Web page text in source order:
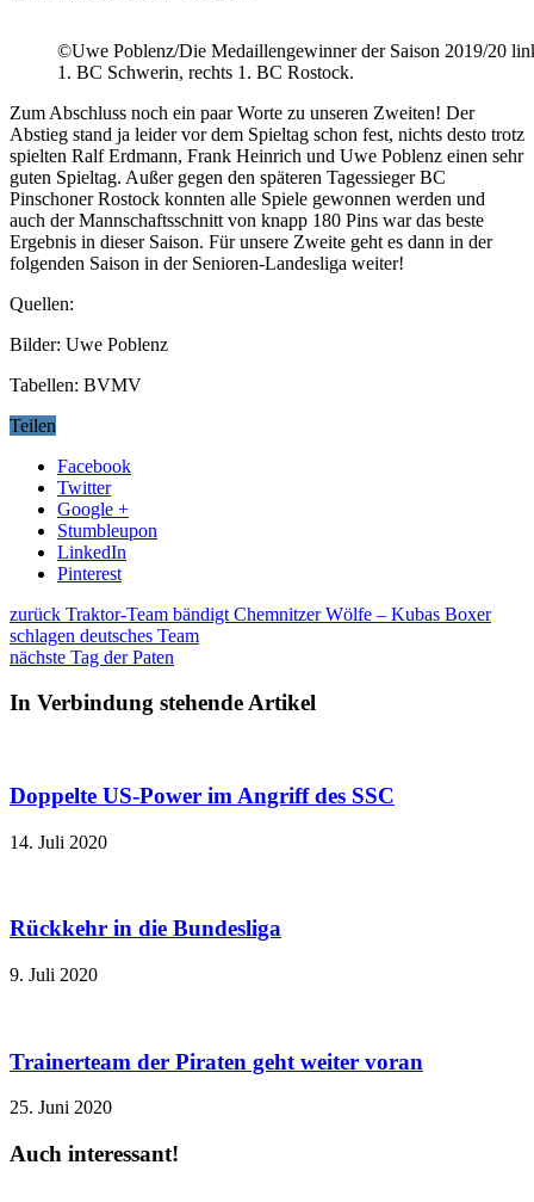
©Uwe Poblenz/Die Medaillengewinner der Saison 2019/20
1. BC Schwerin, rechts 1. BC Rostock.
Zum Abschluss noch ein paar Worte zu unseren Zweiten! Der
Abstieg stand ja leider vor dem Spieltag schon fest, nichts desto trotz
spielten Ralf Erdmann, Frank Heinrich und Uwe Poblenz einen sehr
guten Spieltag. Außer gegen den späteren Tagessieger BC
Pinschoner Rostock konnten alle Spiele gewonnen werden und
auch der Mannschaftsschnitt von knapp 180 Pins war das beste
Ergebnis in dieser Saison. Für unsere Zweite geht es dann in der
folgenden Saison in der Senioren-Landesliga weiter!
Quellen:
Bilder: Uwe Poblenz
Tabellen: BVMV
Teilen
Facebook
Twitter
Google +
Stumbleupon
LinkedIn
Pinterest
zurück Traktor-Team bändigt Chemnitzer Wölfe – Kubas Boxer
schlagen deutsches Team
nächste Tag der Paten
In Verbindung stehende Artikel
Doppelte US-Power im Angriff des SSC
14. Juli 2020
Rückkehr in die Bundesliga
9. Juli 2020
Trainerteam der Piraten geht weiter voran
25. Juni 2020
Auch interessant!